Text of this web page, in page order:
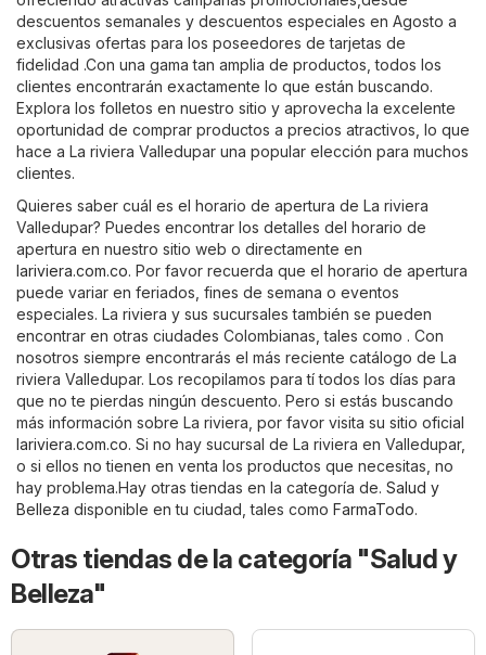
descuentos semanales y descuentos especiales en Agosto a
exclusivas ofertas para los poseedores de tarjetas de
fidelidad .Con una gama tan amplia de productos, todos los
clientes encontrarán exactamente lo que están buscando.
Explora los folletos en nuestro sitio y aprovecha la excelente
oportunidad de comprar productos a precios atractivos, lo que
hace a La riviera Valledupar una popular elección para muchos
clientes.
Quieres saber cuál es el horario de apertura de La riviera
Valledupar? Puedes encontrar los detalles del horario de
apertura en nuestro sitio web o directamente en
lariviera.com.co. Por favor recuerda que el horario de apertura
puede variar en feriados, fines de semana o eventos
especiales. La riviera y sus sucursales también se pueden
encontrar en otras ciudades Colombianas, tales como . Con
nosotros siempre encontrarás el más reciente catálogo de La
riviera Valledupar. Los recopilamos para tí todos los días para
que no te pierdas ningún descuento. Pero si estás buscando
más información sobre La riviera, por favor visita su sitio oficial
lariviera.com.co. Si no hay sucursal de La riviera en Valledupar,
o si ellos no tienen en venta los productos que necesitas, no
hay problema.Hay otras tiendas en la categoría de. Salud y
Belleza disponible en tu ciudad, tales como FarmaTodo.
Otras tiendas de la categoría "Salud y
Belleza"